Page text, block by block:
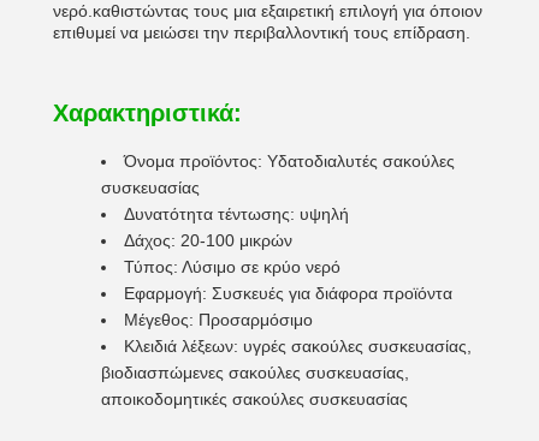
νερό.καθιστώντας τους μια εξαιρετική επιλογή για όποιον
επιθυμεί να μειώσει την περιβαλλοντική τους επίδραση.
Χαρακτηριστικά:
Όνομα προϊόντος: Υδατοδιαλυτές σακούλες
συσκευασίας
Δυνατότητα τέντωσης: υψηλή
Δάχος: 20-100 μικρών
Τύπος: Λύσιμο σε κρύο νερό
Εφαρμογή: Συσκευές για διάφορα προϊόντα
Μέγεθος: Προσαρμόσιμο
Κλειδιά λέξεων: υγρές σακούλες συσκευασίας,
βιοδιασπώμενες σακούλες συσκευασίας,
αποικοδομητικές σακούλες συσκευασίας